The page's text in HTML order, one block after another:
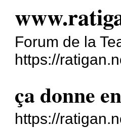
Forum de la
https://
ça donne
https://